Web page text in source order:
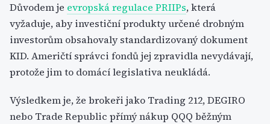
Důvodem je evropská regulace PRIIPs, která
vyžaduje, aby investiční produkty určené drobným
investorům obsahovaly standardizovaný dokument
KID. Američtí správci fondů jej zpravidla nevydávají,
protože jim to domácí legislativa neukládá.
Výsledkem je, že brokeři jako Trading 212, DEGIRO
nebo Trade Republic přímý nákup QQQ běžným